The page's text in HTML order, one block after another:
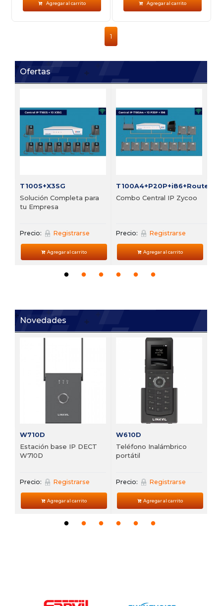
Agregar al carrito Agregar al carrito
1
Ofertas
T100S+X3SG
Solución Completa para
tu Empresa
Precio: Registrarse
Agregar al carrito
T100A4+P20P+i86+Router
Combo Central IP Zycoo
Precio: Registrarse
Agregar al carrito
Novedades
W710D
Estación base IP DECT
W710D
Precio: Registrarse
Agregar al carrito
W610D
Teléfono Inalámbrico
portátil
Precio: Registrarse
Agregar al carrito